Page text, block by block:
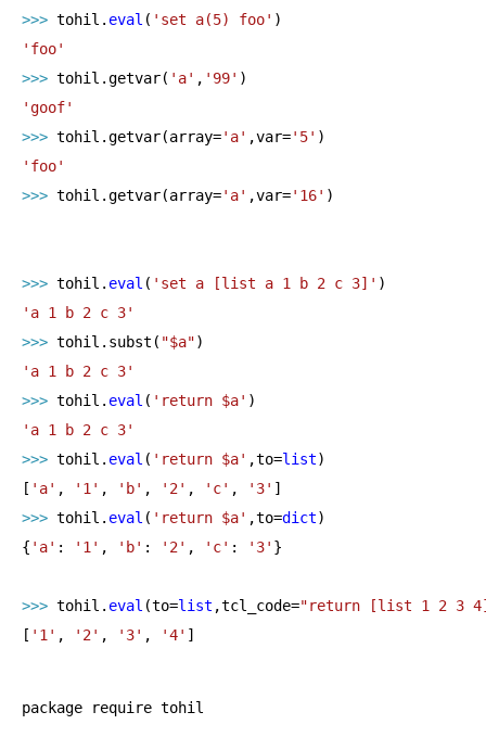
>>> tohil. eval ( 'set a(5) foo'
'foo'
>>> tohil.getvar( 'a' , '99'
'goof'
>>> tohil.getvar(array='a' ,var='5'
'foo'
>>> tohil.getvar(array='a' ,var='16' )
>>> tohil. eval ( 'set a [list a 1 b 2 c 3]'
'a 1 b 2 c 3'
>>> tohil.subst( "$a"
'a 1 b 2 c 3'
>>> tohil. eval ( 'return $a'
'a 1 b 2 c 3'
>>> tohil. eval ( 'return $a' ,to=list)
[ 'a' , '1' , 'b' , '2' , 'c' , '3'
>>> tohil. eval ( 'return $a' ,to=dict)
{ 'a' : '1' , 'b' : '2' , 'c' : '3' }
>>> tohil. eval (to=list ,tcl_code="return [list 1 2 3
[ '1' , '2' , '3' , '4' ]
package require tohil